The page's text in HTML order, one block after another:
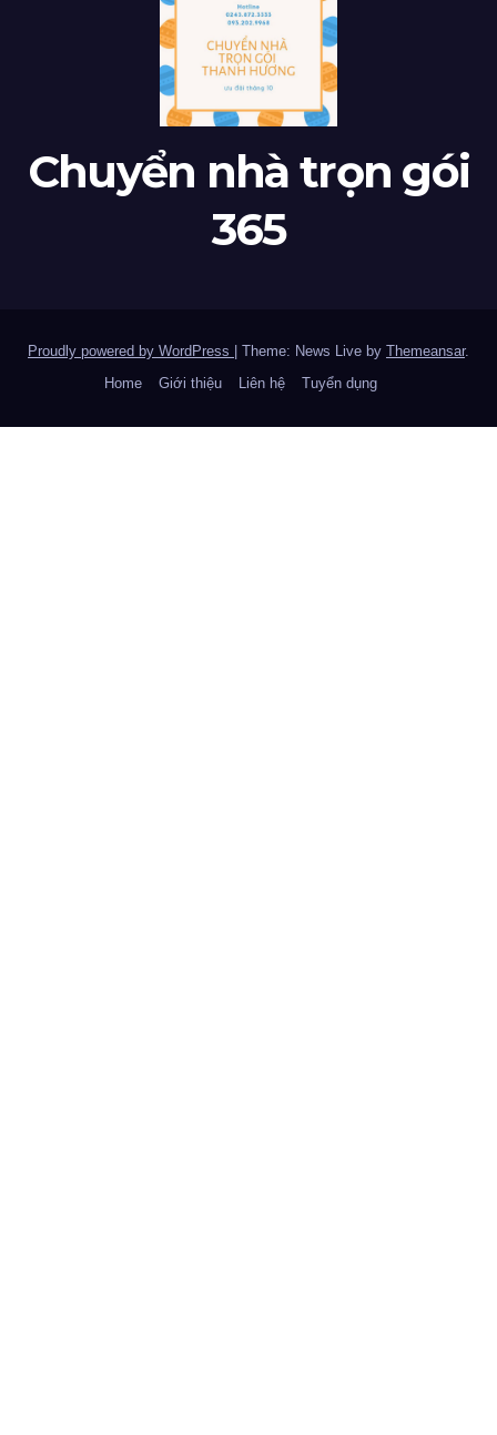
Chuyển nhà trọn gói
365
Proudly powered by WordPress Theme: News Live by Themeansar.
Home
Giới thiệu Liên hệ Tuyển dụng